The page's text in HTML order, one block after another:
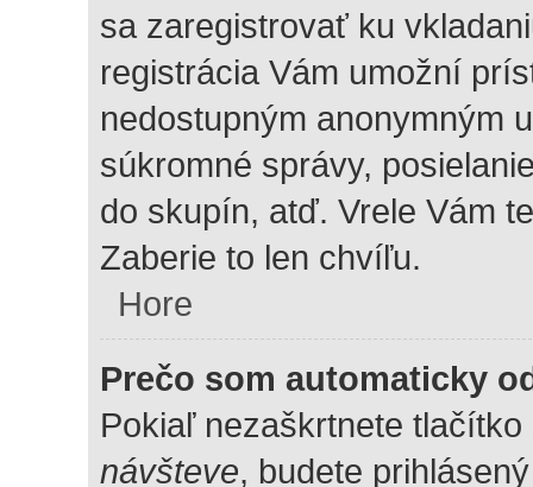
sa zaregistrovať ku
registrácia Vám umožní
nedostupným anonymným
súkromné správy,
do skupín, atď. Vrele Vám
Zaberie to len chvíľu.
Hore
Prečo som automaticky
Pokiaľ nezaškrtnete tlačítko
návšteve, budete